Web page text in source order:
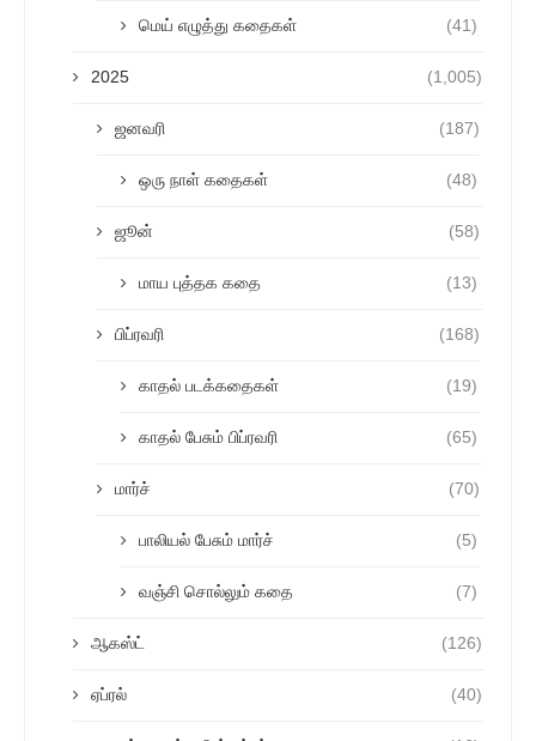
மெய் எழுத்து கதைகள் (41)
2025 (1,005)
ஜனவரி (187)
ஒரு நாள் கதைகள் (48)
ஜூன் (58)
மாய புத்தக கதை (13)
பிப்ரவரி (168)
காதல் படக்கதைகள் (19)
காதல் பேசும் பிப்ரவரி (65)
மார்ச் (70)
பாலியல் பேசும் மார்ச் (5)
வஞ்சி சொல்லும் கதை (7)
ஆகஸ்ட் (126)
ஏப்ரல் (40)